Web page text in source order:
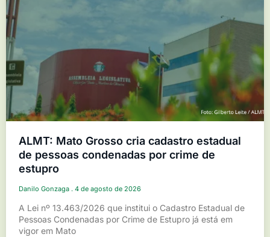
ALMT: Mato Grosso cria cadastro estadual
de pessoas condenadas por crime de
estupro
Danilo Gonzaga 4 de agosto de 2026
A Lei nº 13.463/2026 que institui o Cadastro Estadual de
Pessoas Condenadas por Crime de Estupro já está em
vigor em Mato